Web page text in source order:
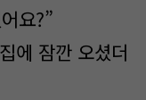
요?”
에 잠깐 오셨더